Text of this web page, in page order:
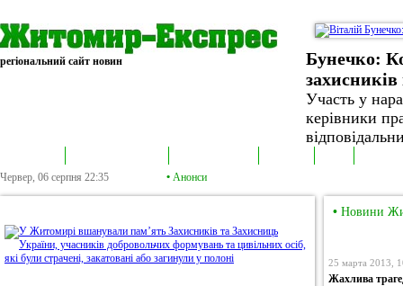
регіональний сайт новин
Бунечко:
захисників
Участь у
керівники
Червер, 06 серпня 22:35 • Анонси
• Новини
25 марта 2013,
Жахлива